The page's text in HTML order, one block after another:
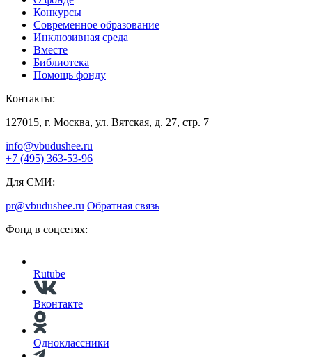
Конкурсы
Современное образование
Инклюзивная среда
Вместе
Библиотека
Помощь фонду
Контакты:
127015, г. Москва, ул. Вятская, д. 27, стр. 7
info@vbudushee.ru
+7 (495) 363-53-96
Для СМИ:
pr@vbudushee.ru Обратная связь
Фонд в соцсетях:
Rutube
Вконтакте
Одноклассники